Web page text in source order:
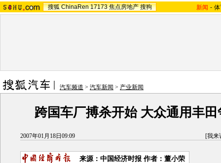
搜狐 ChinaRen 17173 焦点房地产 搜狗 新闻 -
汽车频道 > 汽车新闻 > 产业新闻
跨国车厂搏杀开始 大众通用丰
2007年01月18日09:09 [我来
来源：中国经济时报 作者：董小荣